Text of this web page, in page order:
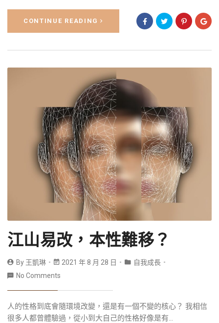
CONTINUE READING
江山易改，本性難移？
By 王凱琳 2021 年 8 月 28 日
自我成長
No Comments
人的性格到底會隨環境改變，還是有一個不變的核心？ 我相信
很多人都曾體驗過，從小到大自己的性格好像是有...